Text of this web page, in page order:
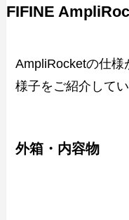
FIFINE
AmpliRocketの仕
様子をご紹介してい
外箱・内容物